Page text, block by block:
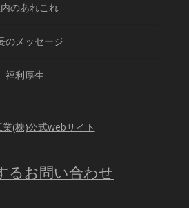
のあれこれ
のメッセージ
福利厚生
(株)公式webサイト
るお問い合わせ